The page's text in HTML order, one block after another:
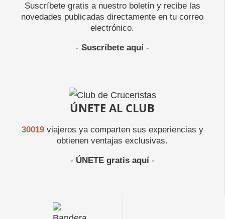
Suscríbete gratis a nuestro boletín y recibe las
novedades publicadas directamente en tu correo
electrónico.
- Suscríbete aquí-
ÚNETE AL CLUB
30019viajeros ya comparten sus experiencias y
obtienen ventajas exclusivas.
- ÚNETE gratis aquí-